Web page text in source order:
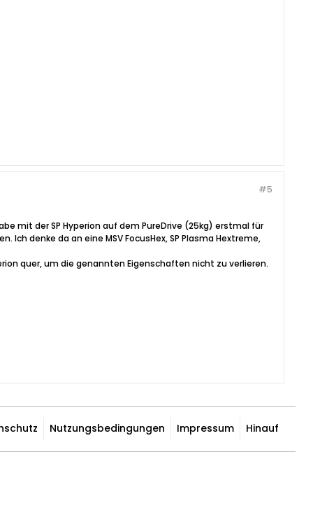
#5
mit der SP Hyperion auf dem PureDrive (25kg) erstmal für
denke da an eine MSV FocusHex, SP Plasma Hextreme,
quer, um die genannten Eigenschaften nicht zu verlieren.
Nutzungsbedingungen Impressum Hinauf